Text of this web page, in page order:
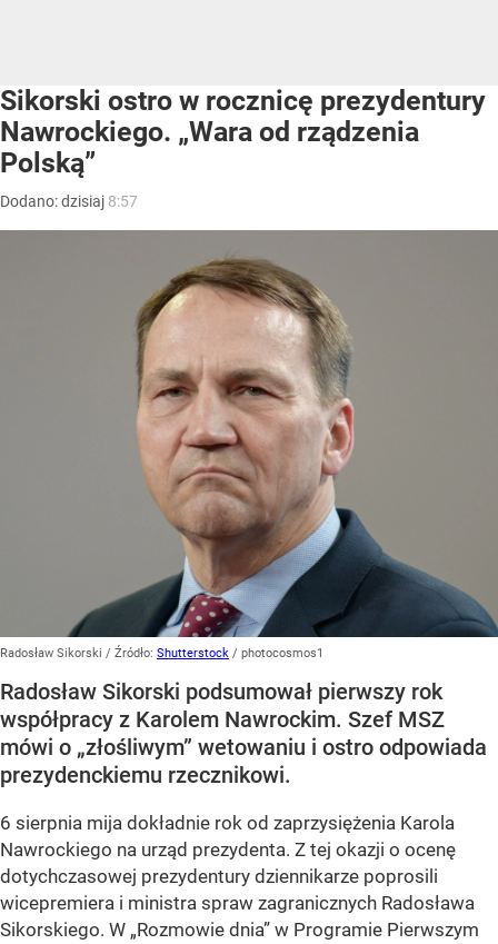
Sikorski ostro w rocznicę prezydentury
Nawrockiego. „Wara od rządzenia
Polską”
Dodano:dzisiaj 8:57
Radosław Sikorski / Źródło: Shutterstock / photocosmos1
Radosław Sikorski podsumował pierwszy rok
współpracy z Karolem Nawrockim. Szef MSZ
mówi o „złośliwym” wetowaniu i ostro odpowiada
prezydenckiemu rzecznikowi.
6 sierpnia mija dokładnie rok od zaprzysiężenia Karola
Nawrockiego na urząd prezydenta. Z tej okazji o ocenę
dotychczasowej prezydentury dziennikarze poprosili
wicepremiera i ministra spraw zagranicznych Radosława
Sikorskiego. W „Rozmowie dnia” w Programie Pierwszym